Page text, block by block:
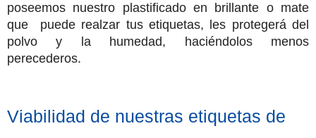
poseemos nuestro plastificado en brillante o mate
que puede realzar tus etiquetas, les protegerá del
polvo y la humedad, haciéndolos menos
perecederos.
Viabilidad de nuestras etiquetas de